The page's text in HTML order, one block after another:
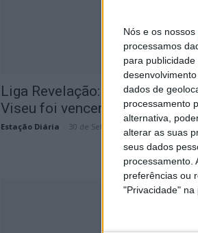
Nós e os nossos
processamos
para
desenvolvimento
dados de
processamento
alternativa,
alterar as suas
seus dados
processamento.
preferências ou
"Privacidade" na
Liga Revelação: Académico de
Viseu foi vencer a Famalicão
Estação Diária 30 de Setembro, 2025